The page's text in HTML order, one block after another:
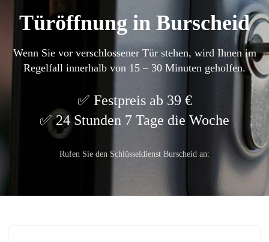
Türöffnung in Burscheid
Wenn Sie vor verschlossener Tür stehen, wird Ihnen im
Regelfall innerhalb von 15 – 30 Minuten geholfen.
Festpreis ab 39 €
24 Stunden 7 Tage die Woche
Rufen Sie den Schlüsseldienst Burscheid an: